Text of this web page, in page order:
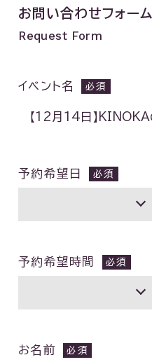
お問い合わせフォーム
Request Form
イベント名
予約希望日
予約希望時間
お名前